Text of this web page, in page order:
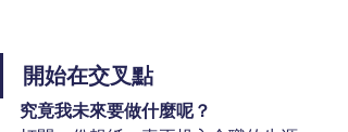
開始在交叉點
究竟我未來要做什麼呢？